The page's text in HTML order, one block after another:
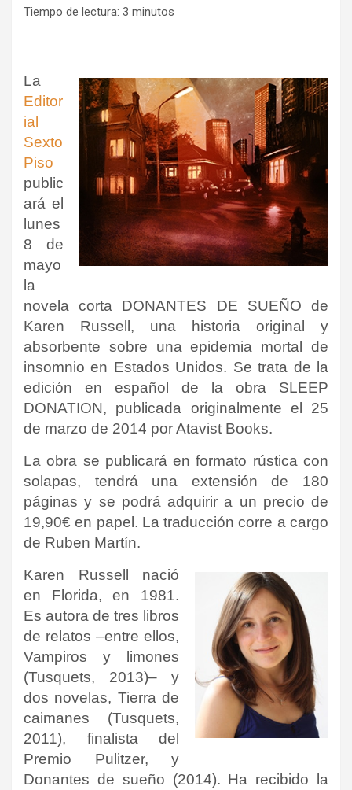
Tiempo de lectura: 3 minutos
La
Editor
ial
Sexto
Piso
public
ará el
lunes
8 de
mayo
la
novela corta DONANTES DE SUEÑO de
Karen Russell, una historia original y
absorbente sobre una epidemia mortal de
insomnio en Estados Unidos. Se trata de la
edición en español de la obra SLEEP
DONATION, publicada originalmente el 25
de marzo de 2014 porAtavist Books.
La obra se publicará en formato rústica con
solapas, tendrá una extensión de 180
páginas y se podrá adquirir a un precio de
19,90€ en papel. La traducción corre a cargo
de Ruben Martín.
Karen Russell nació
en Florida, en 1981.
Es autora de tres libros
de relatos –entre ellos,
Vampiros y limones
(Tusquets, 2013)– y
dos novelas, Tierra de
caimanes
(Tusquets,
2011), finalista del
Premio Pulitzer, y
Donantes de sueño (2014). Ha recibido la